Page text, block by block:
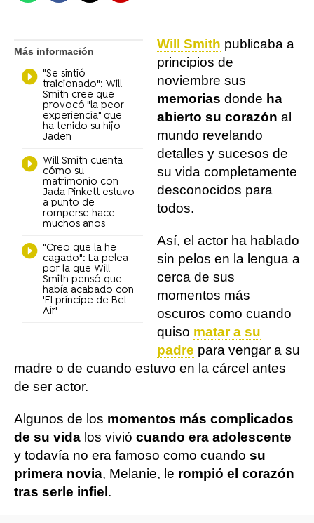
Más información
"Se sintió
traicionado": Will
Smith cree que
provocó "la peor
experiencia" que
ha tenido su hijo
Jaden
Will Smith cuenta
cómo su
matrimonio con
Jada Pinkett estuvo
a punto de
romperse hace
muchos años
"Creo que la he
cagado": La pelea
por la que Will
Smith pensó que
había acabado con
'El príncipe de Bel
Air'
Will Smith publicaba a
principios de
noviembre sus
memorias donde ha
abierto su corazón al
mundo revelando
detalles y sucesos de
su vida completamente
desconocidos para
todos.
Así, el actor ha hablado
sin pelos en la lengua a
cerca de sus
momentos más
oscuros como cuando
quiso matar a su
padre para vengar a su
madre o de cuando estuvo en la cárcel antes
de ser actor.
Algunos de los momentos más complicados
de su vida los vivió cuando era adolescente
y todavía no era famoso como cuando su
primera novia, Melanie, le rompió el corazón
tras serle infiel .